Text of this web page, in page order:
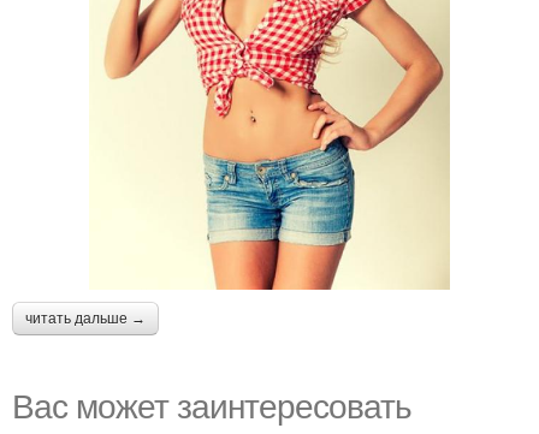
читать дальше →
Вас может заинтересовать